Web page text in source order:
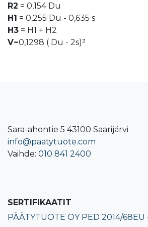
R2 = 0,154 Du
H1 = 0,255 Du - 0,635 s
H3 = H1 + H2
V~0,1298 ( Du - 2s)³
Sara-ahontie 5 43100 Saarijärvi
info@paatytuote.com
Vaihde: 010 841 2400​
SERTIFIKAATIT
PÄÄTYTUOTE OY PED 2014/